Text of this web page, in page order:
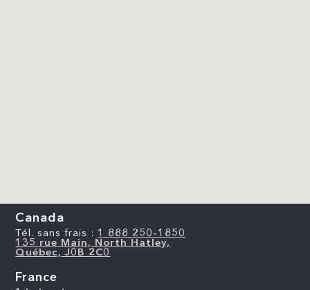
Canada
Tél. sans frais : 1 888 250-1850
135 rue Main, North Hatley,
Québec, J0B 2C0
France